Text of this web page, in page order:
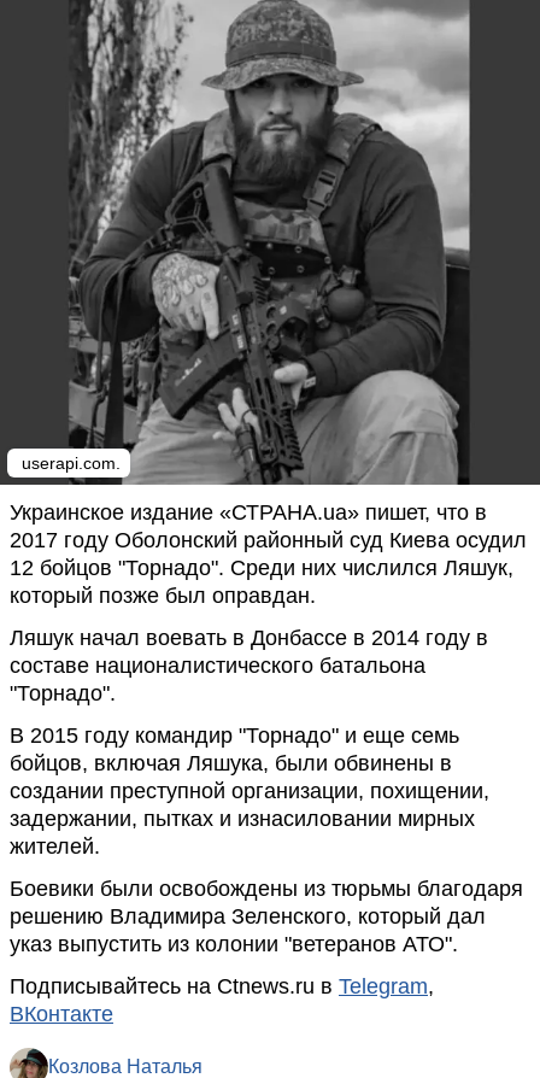
userapi.com.
Украинское издание «СТРАНА.ua» пишет, что в
2017 году Оболонский районный суд Киева осудил
12 бойцов "Торнадо". Среди них числился Ляшук,
который позже был оправдан.
Ляшук начал воевать в Донбассе в 2014 году в
составе националистического батальона
"Торнадо".
В 2015 году командир "Торнадо" и еще семь
бойцов, включая Ляшука, были обвинены в
создании преступной организации, похищении,
задержании, пытках и изнасиловании мирных
жителей.
Боевики были освобождены из тюрьмы благодаря
решению Владимира Зеленского, который дал
указ выпустить из колонии "ветеранов АТО".
Подписывайтесь на Ctnews.ru в Telegram,
ВКонтакте
Козлова Наталья